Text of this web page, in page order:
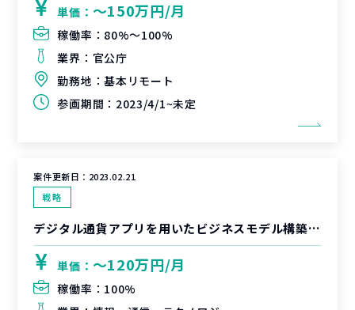
単価： 〜150万円/月
稼働率： 80%〜100%
業界： 官公庁
勤務地：基本リモート
参画期間： 2023/4/1~未定
案件更新日： 2023.02.21
戦略
デジタル通貨アプリを用いたビジネスモデル構築支援
単価： 〜120万円/月
稼働率： 100%